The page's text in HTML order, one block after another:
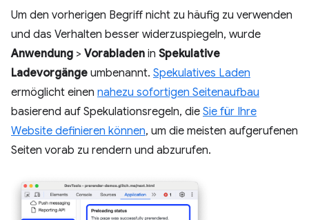
Um den vorherigen Begriff nicht zu häufig zu verwenden
und das Verhalten besser widerzuspiegeln, wurde
Anwendung > Vorabladen in Spekulative
Ladevorgänge umbenannt. Spekulatives Laden
ermöglicht einen nahezu sofortigen Seitenaufbau
basierend auf Spekulationsregeln, die Sie für Ihre
Website definieren können, um die meisten aufgerufenen
Seiten vorab zu rendern und abzurufen.